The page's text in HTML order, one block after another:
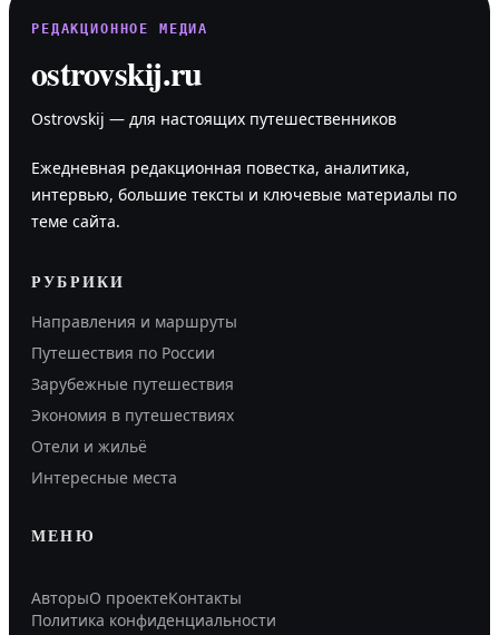
РЕДАКЦИОННОЕ МЕДИА
ostrovskij.ru
Ostrovskij — для настоящих путешественников
Ежедневная редакционная повестка, аналитика,
интервью, большие тексты и ключевые материалы по
теме сайта.
РУБРИКИ
Направления и маршруты
Путешествия по России
Зарубежные путешествия
Экономия в путешествиях
Отели и жильё
Интересные места
МЕНЮ
АвторыО проектеКонтакты
Политика конфиденциальности